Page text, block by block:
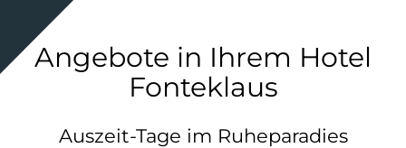
Angebote in Ihrem Hotel
Fonteklaus
Auszeit-Tage im Ruheparadies